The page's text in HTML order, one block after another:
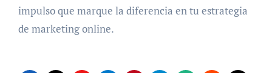
impulso que marque la diferencia en tu estrategia
de marketing online.